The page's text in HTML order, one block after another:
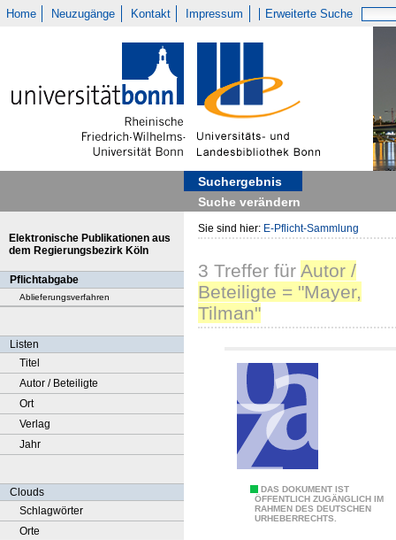
Home Neuzugänge Kontakt Impressum Erweiterte Suche
Suchergebnis
Suche verändern
Elektronische Publikationen aus
dem Regierungsbezirk Köln
Pflichtabgabe
Ablieferungsverfahren
Listen
Titel
Autor / Beteiligte
Ort
Verlag
Jahr
Clouds
Schlagwörter
Orte
Sie sind hier: E-Pflicht-Sammlung
3 Treffer für Autor /
Beteiligte = "Mayer,
Tilman"
DAS DOKUMENT IST
ÖFFENTLICH ZUGÄNGLICH IM
RAHMEN DES DEUTSCHEN
URHEBERRECHTS.